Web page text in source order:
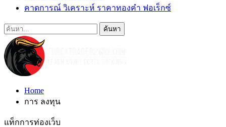
คาดการณ์ วิเคราะห์ ราคาทองคำ ฟอเร็กซ์
Home
การ ลงทุน
แท็กการท่องเว็บ